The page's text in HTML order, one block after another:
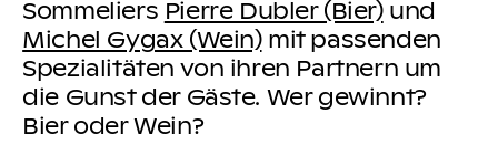
Sommeliers Pierre Dubler (Bier)und
Michel Gygax (Wein)mit passenden
Spezialitäten von ihren Partnern um
die Gunst der Gäste. Wer gewinnt?
Bier oder Wein?